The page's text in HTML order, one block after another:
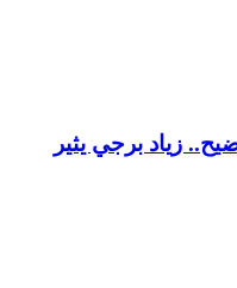
زياد برجي يثير